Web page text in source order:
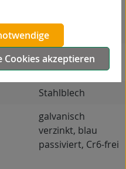
Bockrolle
elektrisch leitfähig,
spurlos (≤ 10 Ω)
Stahlblech
galvanisch
verzinkt, blau
passiviert, Cr6-frei
Cookies akzeptieren